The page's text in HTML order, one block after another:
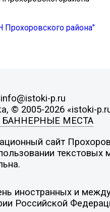
района"
p.ru
© 2005-2026 «istoki-
БАННЕРНЫЕ МЕСТА
сайт
текстовых
иностранных и
Российской